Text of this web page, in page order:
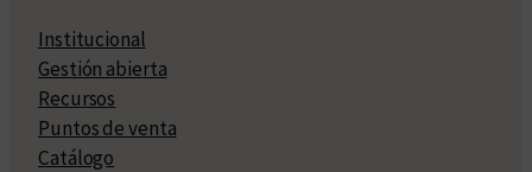
Institucional
Gestión abierta
Recursos
Puntos de venta
Catálogo